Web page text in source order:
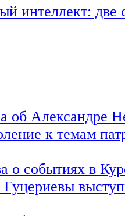
интеллект:
об Александре
к темам
о событиях в